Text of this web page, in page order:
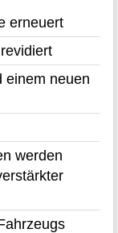
erneuert
einem neuen
werden